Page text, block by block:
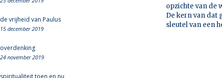
de vrijheid van Paulus
15 december 2019
overdenking
24 november 2019
opzichte van de
De kern van dat
sleutel van een